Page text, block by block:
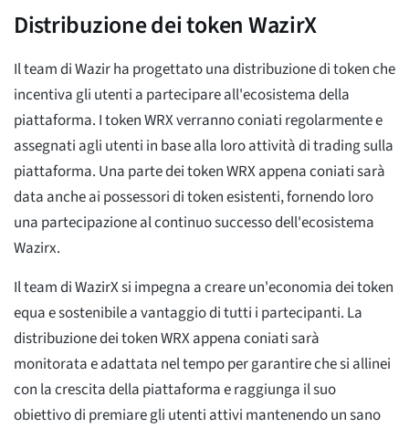
Distribuzione dei token WazirX
Il team di Wazir ha progettato una distribuzione di token che
incentiva gli utenti a partecipare all'ecosistema della
piattaforma. I token WRX verranno coniati regolarmente e
assegnati agli utenti in base alla loro attività di trading sulla
piattaforma. Una parte dei token WRX appena coniati sarà
data anche ai possessori di token esistenti, fornendo loro
una partecipazione al continuo successo dell'ecosistema
Wazirx.
Il team di WazirX si impegna a creare un'economia dei token
equa e sostenibile a vantaggio di tutti i partecipanti. La
distribuzione dei token WRX appena coniati sarà
monitorata e adattata nel tempo per garantire che si allinei
con la crescita della piattaforma e raggiunga il suo
obiettivo di premiare gli utenti attivi mantenendo un sano